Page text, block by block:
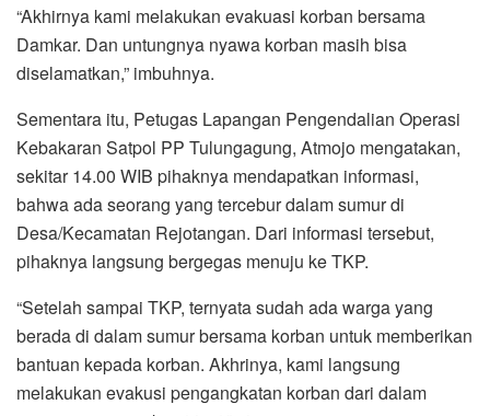
“Akhirnya kami melakukan evakuasi korban bersama
Damkar. Dan untungnya nyawa korban masih bisa
diselamatkan,” imbuhnya.
Sementara itu, Petugas Lapangan Pengendalian Operasi
Kebakaran Satpol PP Tulungagung, Atmojo mengatakan,
sekitar 14.00 WIB pihaknya mendapatkan informasi,
bahwa ada seorang yang tercebur dalam sumur di
Desa/Kecamatan Rejotangan. Dari informasi tersebut,
pihaknya langsung bergegas menuju ke TKP.
“Setelah sampai TKP, ternyata sudah ada warga yang
berada di dalam sumur bersama korban untuk memberikan
bantuan kepada korban. Akhrinya, kami langsung
melakukan evakusi pengangkatan korban dari dalam